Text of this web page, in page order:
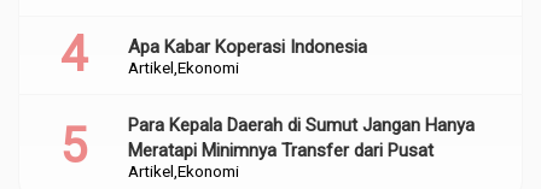
Artikel Ekonomi
Apa Kabar Koperasi Indonesia
Artikel Ekonomi
Para Kepala Daerah di Sumut Jangan Hanya
Meratapi Minimnya Transfer dari Pusat